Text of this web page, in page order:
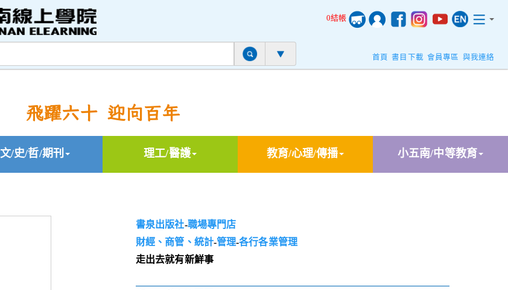
0結帳
首頁 書目下載 會員專區 與我連絡
飛躍六十 迎向百年
文/史/哲/期刊 理工/醫護 教育/心理/傳播 小五南/中等教育
書泉出版社-職場專門店
財經、商管、統計-管理-各行各業管理
走出去就有新鮮事